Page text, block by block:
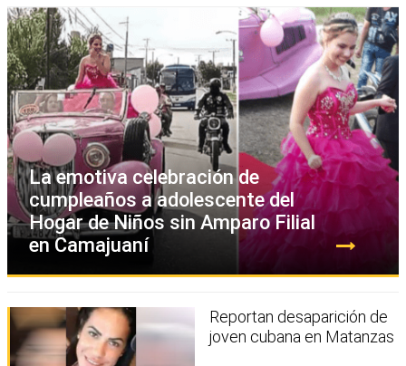
La emotiva celebración de
cumpleaños a adolescente del
Hogar de Niños sin Amparo Filial
en Camajuaní
Reportan desaparición de
joven cubana en Matanzas